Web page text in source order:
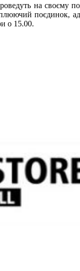
на своєму
поєдинок,
о 15.00.